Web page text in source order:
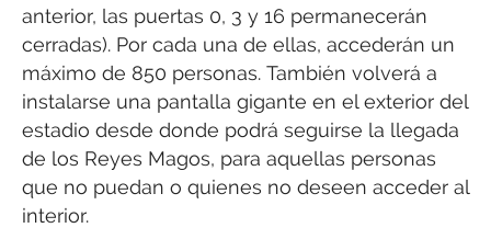
anterior, las puertas 0, 3 y 16 permanecerán
cerradas). Por cada una de ellas, accederán un
máximo de 850 personas. También volverá a
instalarse una pantalla gigante en el exterior del
estadio desde donde podrá seguirse la llegada
de los Reyes Magos, para aquellas personas
que no puedan o quienes no deseen acceder al
interior.